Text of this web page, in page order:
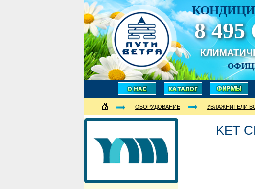
8 495
ОБОРУДОВАНИЕ УВЛАЖНИТЕЛИ
KET